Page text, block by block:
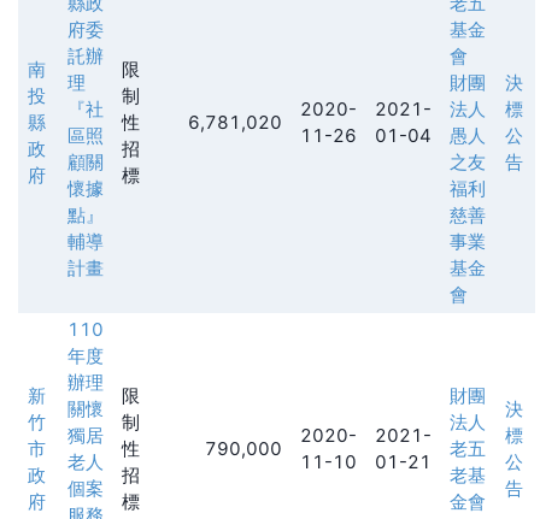
南
投
縣
政
府
府委
託辦
理
『社
區照
顧關
懷據
點』
輔導
計畫
限
制
性
招
標
6,781,020
2020-
11-26
2021-
01-04
基金
會
財團
法人
愚人
之友
福利
慈善
事業
基金
會
決
標
公
告
新
竹
市
政
府
110
年度
辦理
關懷
獨居
老人
個案
限
制
性
招
標
790,000
2020-
11-10
2021-
01-21
財團
法人
老五
老基
金會
決
標
公
告